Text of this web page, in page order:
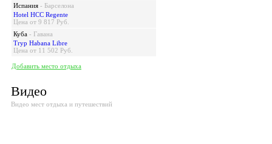
Испания - Барселона
Hotel HCC Regente
Цена от 9 817 Руб.
Куба - Гавана
Tryp Habana Libre
Цена от 11 502 Руб.
Добавить место отдыха
Видео
Видео мест отдыха и путешествий